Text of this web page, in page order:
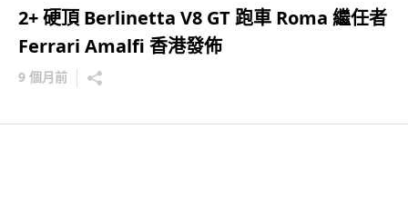
2+ 硬頂 Berlinetta V8 GT 跑車 Roma 繼任者
Ferrari Amalfi 香港發佈
9 個月前